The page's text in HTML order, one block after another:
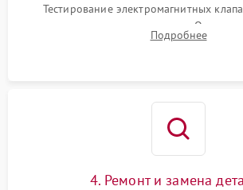
Тестирование электромагнитных
температуры и расходомера. Оценка
жерновов кофемолки, уплотнительных
Подробнее
4. Ремонт и замена